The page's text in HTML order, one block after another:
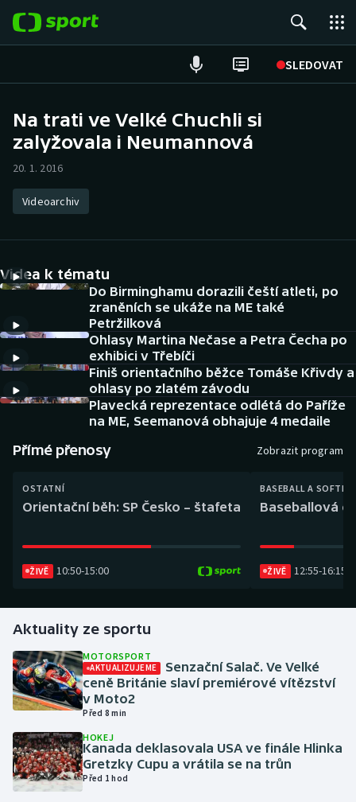
SLEDOVAT
Hokej
Atletika
DALŠÍ SPORTY
Americký fotbal
Baseball a softbal
Basketbal
Biatlon
Boby a skeleton
Florbal
Futsal
Golf
Gymnastika
Házená
NEPŘEHLÉDNĚTE
Soutěže
Historické návraty
Aplikace ČT sport
AZ kvíz
Na trati ve Velké Chuchli si
zalyžovala i Neumannová
20. 1. 2016
Videoarchiv
Videa k tématu
Do Birminghamu dorazili čeští atleti, po
zraněních se ukáže na ME také
Petržilková
Ohlasy Martina Nečase a Petra Čecha po
exhibici v Třebíči
Finiš orientačního běžce Tomáše Křivdy a
ohlasy po zlatém závodu
Plavecká reprezentace odlétá do Paříže
na ME, Seemanová obhajuje 4 medaile
Přímé přenosy Zobrazit program
OSTATNÍ
Orientační běh: SP Česko – štafeta
ŽIVĚ 10:50-15:00
BASEBALL A
Baseballová
ŽIVĚ 12:55-16:15
Aktuality ze sportu
MOTORSPORT
AKTUALIZUJEME
Senzační Salač. Ve Velké
ceně Británie slaví premiérové vítězství
v Moto2
Před 8 min
HOKEJ
Kanada deklasovala USA ve finále Hlinka
Gretzky Cupu a vrátila se na trůn
Před 1 hod